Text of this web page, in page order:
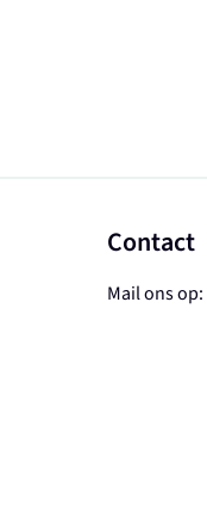
Contact
Mail ons op: